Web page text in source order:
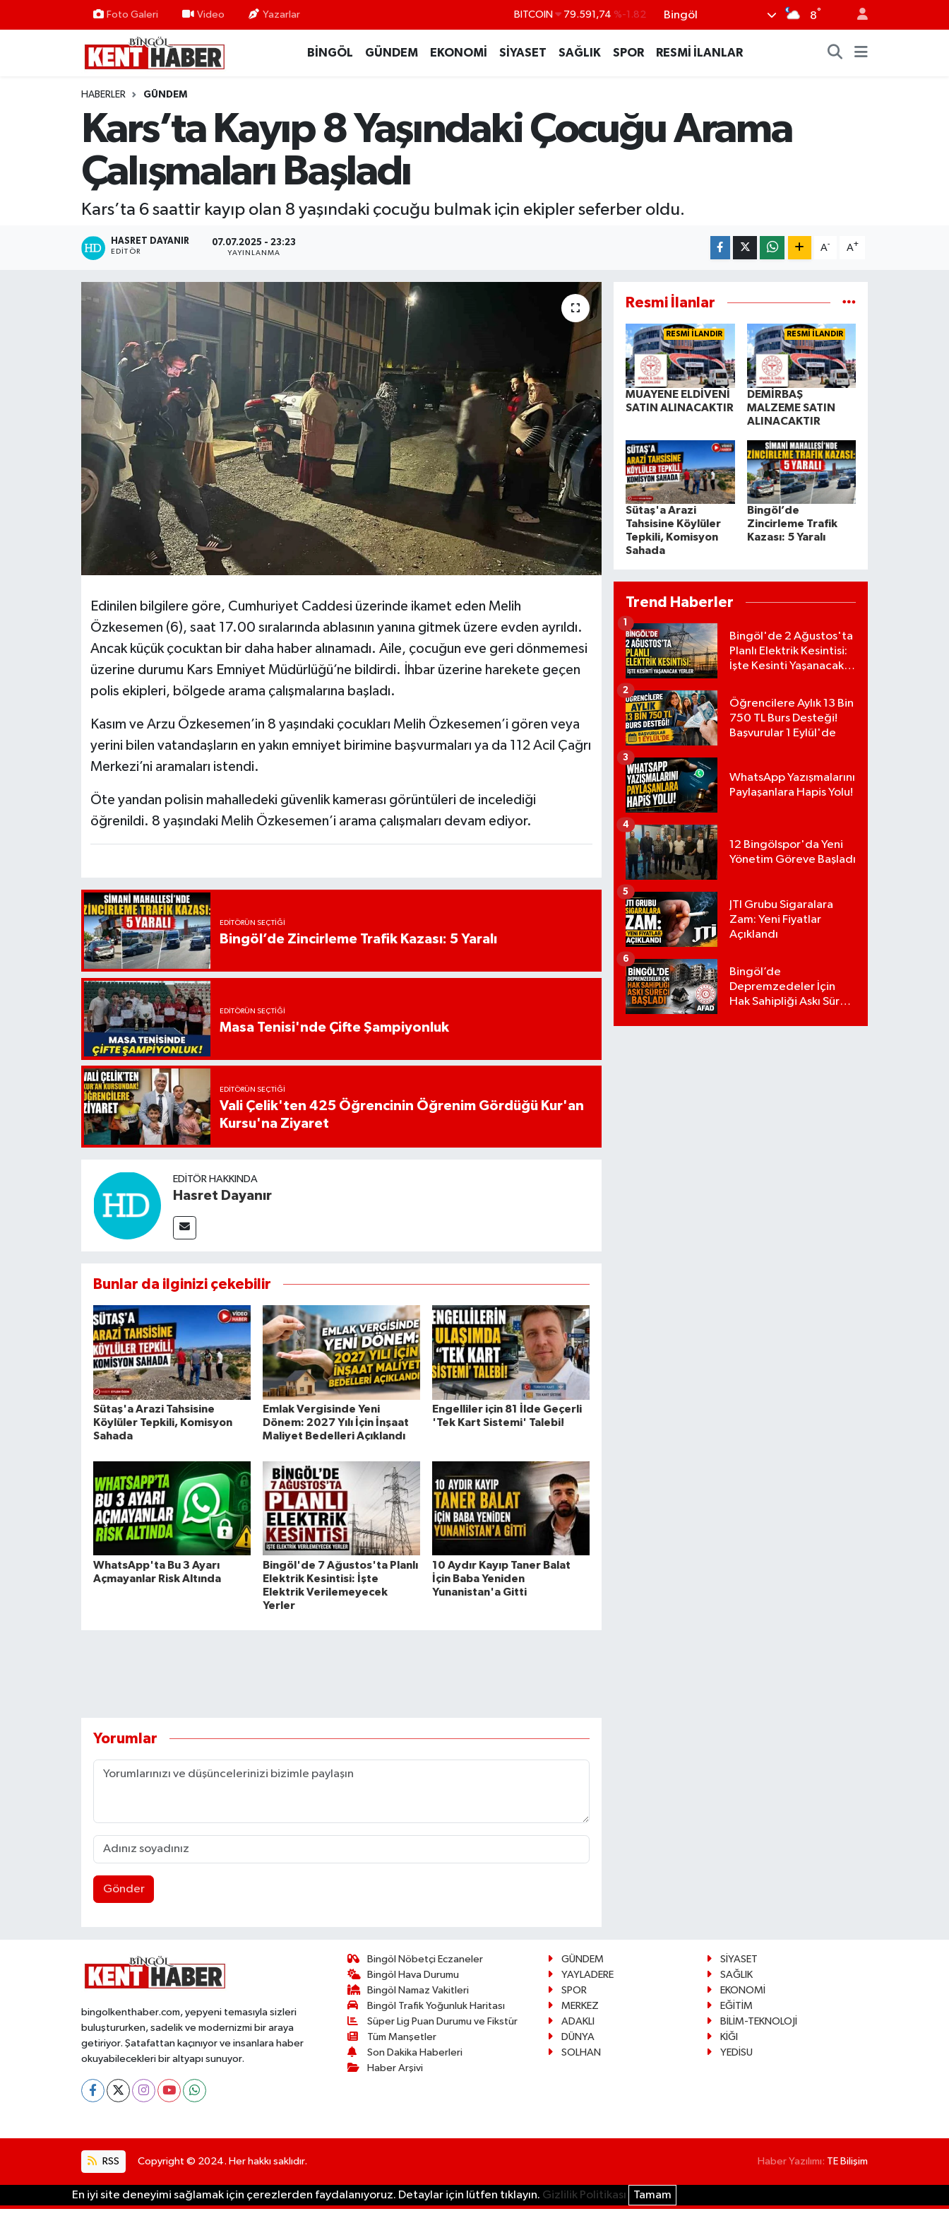
Foto Galeri Video Yazarlar BITCOIN 79.591,74 %-1.82
G.ALTIN 6862,09000 %0.19
BİST100 14.598,00 %0
Bingöl 8°
BİNGÖL GÜNDEM EKONOMİ SİYASET SAĞLIK SPOR RESMİ İLANLAR
HABERLER GÜNDEM
Kars’ta Kayıp 8 Yaşındaki Çocuğu Arama
Çalışmaları Başladı
Kars’ta 6 saattir kayıp olan 8 yaşındaki çocuğu bulmak için ekipler seferber oldu.
HASRET DAYANIR
EDITÖR
07.07.2025 - 23:23
YAYINLANMA
A- A+
Edinilen bilgilere göre, Cumhuriyet Caddesi üzerinde ikamet eden Melih
Özkesemen (6), saat 17.00 sıralarında ablasının yanına gitmek üzere evden ayrıldı.
Ancak küçük çocuktan bir daha haber alınamadı. Aile, çocuğun eve geri dönmemesi
üzerine durumu Kars Emniyet Müdürlüğü’ne bildirdi. İhbar üzerine harekete geçen
polis ekipleri, bölgede arama çalışmalarına başladı.
Kasım ve Arzu Özkesemen’in 8 yaşındaki çocukları Melih Özkesemen’i gören veya
yerini bilen vatandaşların en yakın emniyet birimine başvurmaları ya da 112 Acil Çağrı
Merkezi’ni aramaları istendi.
Öte yandan polisin mahalledeki güvenlik kamerası görüntüleri de incelediği
öğrenildi. 8 yaşındaki Melih Özkesemen’i arama çalışmaları devam ediyor.
EDITÖRÜN SEÇTIĞI
Bingöl’de Zincirleme Trafik Kazası: 5 Yaralı
EDITÖRÜN SEÇTIĞI
Masa Tenisi'nde Çifte Şampiyonluk
EDITÖRÜN SEÇTIĞI
Vali Çelik'ten 425 Öğrencinin Öğrenim Gördüğü Kur'an
Kursu'na Ziyaret
EDITÖR HAKKINDA
Hasret Dayanır
Bunlar da ilginizi çekebilir
Sütaş'a Arazi Tahsisine
Köylüler Tepkili, Komisyon
Sahada
Emlak Vergisinde Yeni
Dönem: 2027 Yılı İçin İnşaat
Maliyet Bedelleri Açıklandı
Engelliler için 81 İlde Geçerli
'Tek Kart Sistemi' Talebi!
WhatsApp'ta Bu 3 Ayarı
Açmayanlar Risk Altında
Bingöl'de 7 Ağustos'ta Planlı
Elektrik Kesintisi: İşte
Elektrik Verilemeyecek
Yerler
10 Aydır Kayıp Taner Balat
İçin Baba Yeniden
Yunanistan'a Gitti
Yorumlar
Gönder
Resmi İlanlar
RESMİ İLANDIR
MUAYENE ELDİVENİ
SATIN ALINACAKTIR
RESMİ İLANDIR
DEMİRBAŞ
MALZEME SATIN
ALINACAKTIR
Sütaş'a Arazi
Tahsisine Köylüler
Tepkili, Komisyon
Sahada
Bingöl’de
Zincirleme Trafik
Kazası: 5 Yaralı
Trend Haberler
Bingöl'de 2 Ağustos'ta
Planlı Elektrik Kesintisi:
İşte Kesinti Yaşanacak
Öğrencilere Aylık 13 Bin
750 TL Burs Desteği!
Başvurular 1 Eylül'de
2
WhatsApp Yazışmalarını
Paylaşanlara Hapis Yolu!
3
12 Bingölspor'da Yeni
Yönetim Göreve Başladı
4
JTI Grubu Sigaralara
Zam: Yeni Fiyatlar
Açıklandı
5
Bingöl’de
Depremzedeler İçin
Hak Sahipliği Askı Süreci
6
bingolkenthaber.com, yepyeni temasıyla sizleri
buluştururken, sadelik ve modernizmi bir araya
getiriyor. Şatafattan kaçınıyor ve insanlara haber
okuyabilecekleri bir altyapı sunuyor.
Bingöl Nöbetçi Eczaneler
Bingöl Hava Durumu
Bingöl Namaz Vakitleri
Bingöl Trafik Yoğunluk Haritası
Süper Lig Puan Durumu ve Fikstür
Tüm Manşetler
Son Dakika Haberleri
Haber Arşivi
GÜNDEM
SİYASET
YAYLADERE
SAĞLIK
SPOR
EKONOMİ
MERKEZ
EĞİTİM
ADAKLI
BİLİM-TEKNOLOJİ
DÜNYA
KİĞI
SOLHAN
YEDİSU
RSS Copyright © 2024. Her hakkı saklıdır. Haber Yazılımı: TE Bilişim
En iyi site deneyimi sağlamak için çerezlerden faydalanıyoruz. Detaylar için lütfen tıklayın. Gizlilik Politikası Tamam
BİLİM-TEKNOLOJİ
KARLIOVA
MERKEZ
RESMİ İLANLAR
SİYASET
Bingöl Nöbetçi Eczaneler
Bingöl Hava Durumu
Bingöl Namaz Vakitleri
Bingöl Trafik Yoğunluk Haritası
Tüm Manşetler
Haber Arşivi